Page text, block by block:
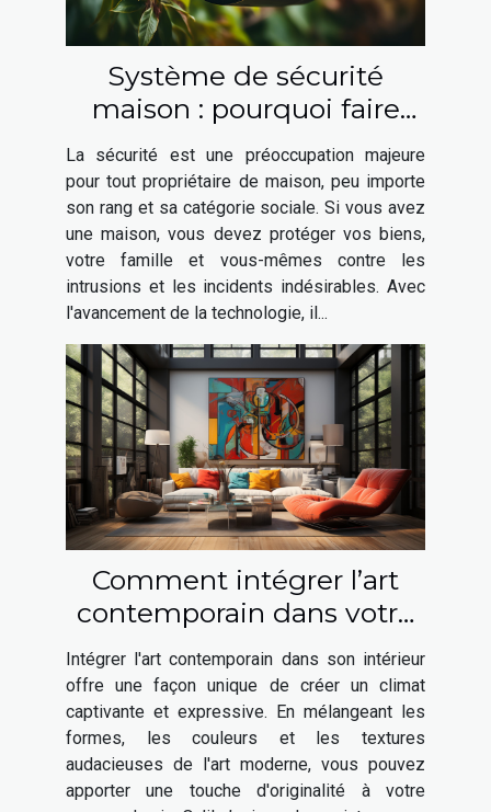
Système de sécurité
maison : pourquoi faire
appel à un expert en
sécurité ?
La sécurité est une préoccupation majeure
pour tout propriétaire de maison, peu importe
son rang et sa catégorie sociale. Si vous avez
une maison, vous devez protéger vos biens,
votre famille et vous-mêmes contre les
intrusions et les incidents indésirables. Avec
l'avancement de la technologie, il...
Comment intégrer l’art
contemporain dans votre
intérieur ?
Intégrer l'art contemporain dans son intérieur
offre une façon unique de créer un climat
captivante et expressive. En mélangeant les
formes, les couleurs et les textures
audacieuses de l'art moderne, vous pouvez
apporter une touche d'originalité à votre